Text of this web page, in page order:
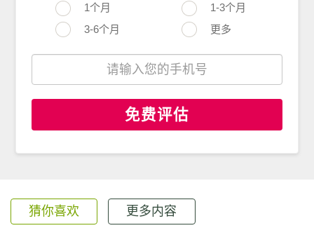
1个月
1-3个月
3-6个月
更多
免费评估
猜你喜欢 更多内容